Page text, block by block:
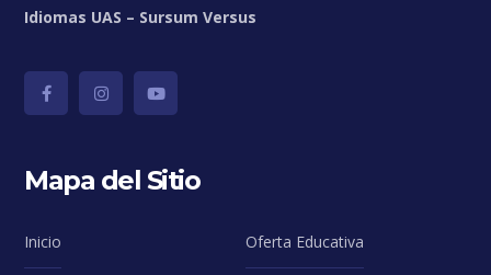
Idiomas UAS – Sursum Versus
Mapa del Sitio
Inicio Oferta Educativa